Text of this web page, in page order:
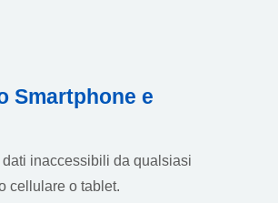
Smartphone e
inaccessibili da qualsiasi
cellulare o tablet.